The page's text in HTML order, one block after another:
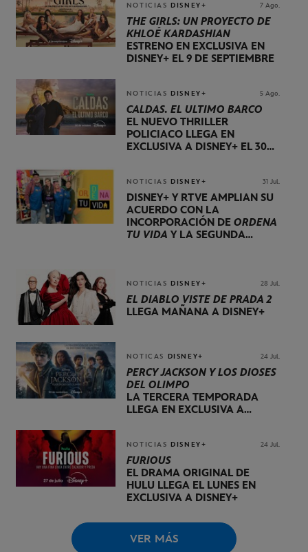
NOTICIAS DISNEY+ 7 Ago.
THE GIRLS: UN PROYECTO DE
KHLOÉ KARDASHIAN
ESTRENO EN EXCLUSIVA EN
DISNEY+ EL 9 DE SEPTIEMBRE
NOTICIAS DISNEY+ 5 Ago.
CALDAS. EL ÚLTIMO BARCO
EL NUEVO THRILLER
POLICIACO LLEGA EN
EXCLUSIVA A DISNEY+ EL 30
NOTICIAS DISNEY+ 31 Jul.
DISNEY+ Y RTVE AMPLÍAN SU
ACUERDO CON LA
INCORPORACIÓN DE ORDENA
TU VIDA Y LA SEGUNDA
NOTICIAS DISNEY+ 28 Jul.
EL DIABLO VISTE DE PRADA 2
LLEGA MAÑANA A DISNEY+
NOTICAS DISNEY+ 24 Jul.
PERCY JACKSON Y LOS DIOSES
DEL OLIMPO
LA TERCERA TEMPORADA
LLEGA EN EXCLUSIVA A
NOTICIAS DISNEY+ 24 Jul.
FURIOUS
EL DRAMA ORIGINAL DE
HULU LLEGA EL LUNES EN
EXCLUSIVA A DISNEY+
VER MÁS